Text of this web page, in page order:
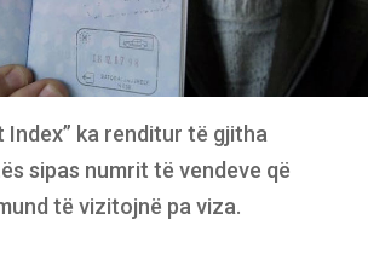
Index” ka renditur të gjitha
sipas numrit të vendeve që
të vizitojnë pa viza.